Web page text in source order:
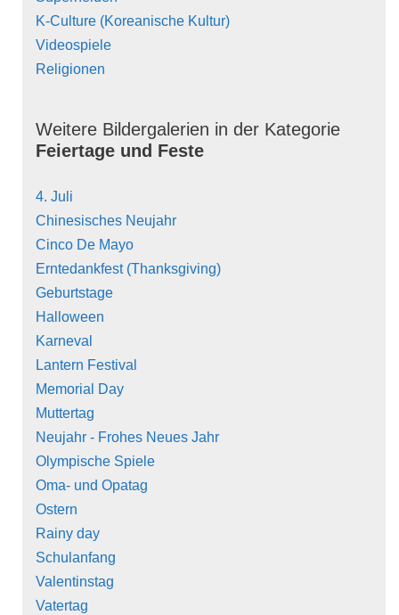
K-Culture (Koreanische Kultur)
Videospiele
Religionen
Weitere Bildergalerien in der Kategorie
Feiertage und Feste
4. Juli
Chinesisches Neujahr
Cinco De Mayo
Erntedankfest (Thanksgiving)
Geburtstage
Halloween
Karneval
Lantern Festival
Memorial Day
Muttertag
Neujahr - Frohes Neues Jahr
Olympische Spiele
Oma- und Opatag
Ostern
Rainy day
Schulanfang
Valentinstag
Vatertag